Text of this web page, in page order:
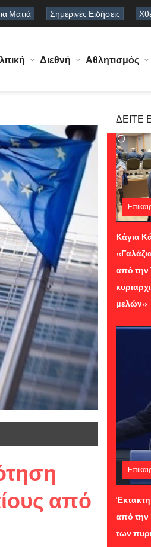
Ματιά Σημερινές Ειδήσεις
Διεθνή Αθλητισμός
από
ΔΕΙΤΕ
Κάγια
από την
μελών»
από την
των